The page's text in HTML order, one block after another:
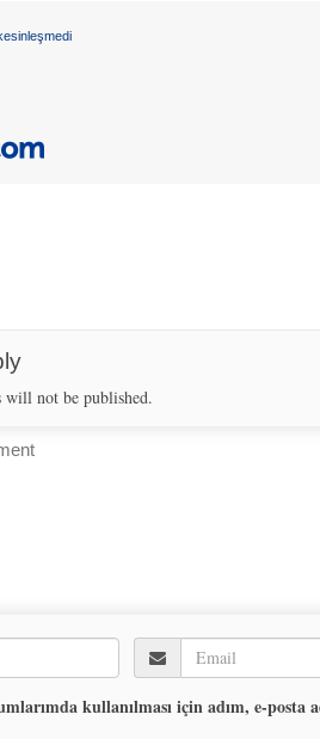
will not be published.
kullanılması için adım, e-posta